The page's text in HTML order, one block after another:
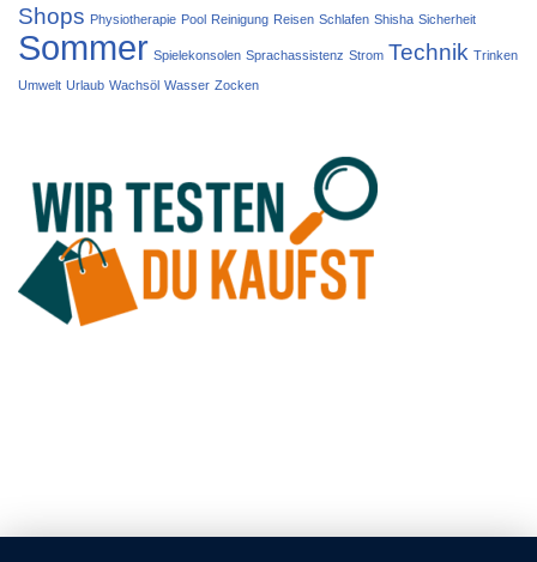
Shops Physiotherapie Pool Reinigung Reisen Schlafen Shisha Sicherheit
Sommer Spielekonsolen Sprachassistenz Strom Technik Trinken
Umwelt Urlaub Wachsöl Wasser Zocken